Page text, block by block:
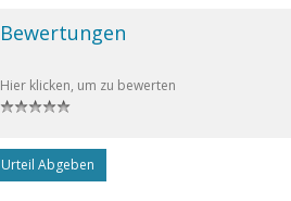
Bewertungen
Hier klicken, um zu bewerten
Urteil Abgeben